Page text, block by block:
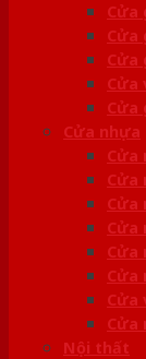
Cửa
Cửa
Cửa
Cửa
Cửa
Cửa nhựa
Cửa
Cửa
Cửa
Cửa
Cửa
Cửa
Cửa
Cửa
Nội thất